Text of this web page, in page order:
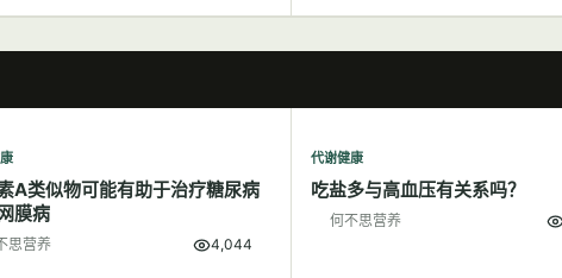
A类似物可能有助于治疗糖尿病
膜病
思营养 4,044
代谢健康
吃盐多与高血压有关系吗？
何不思营养